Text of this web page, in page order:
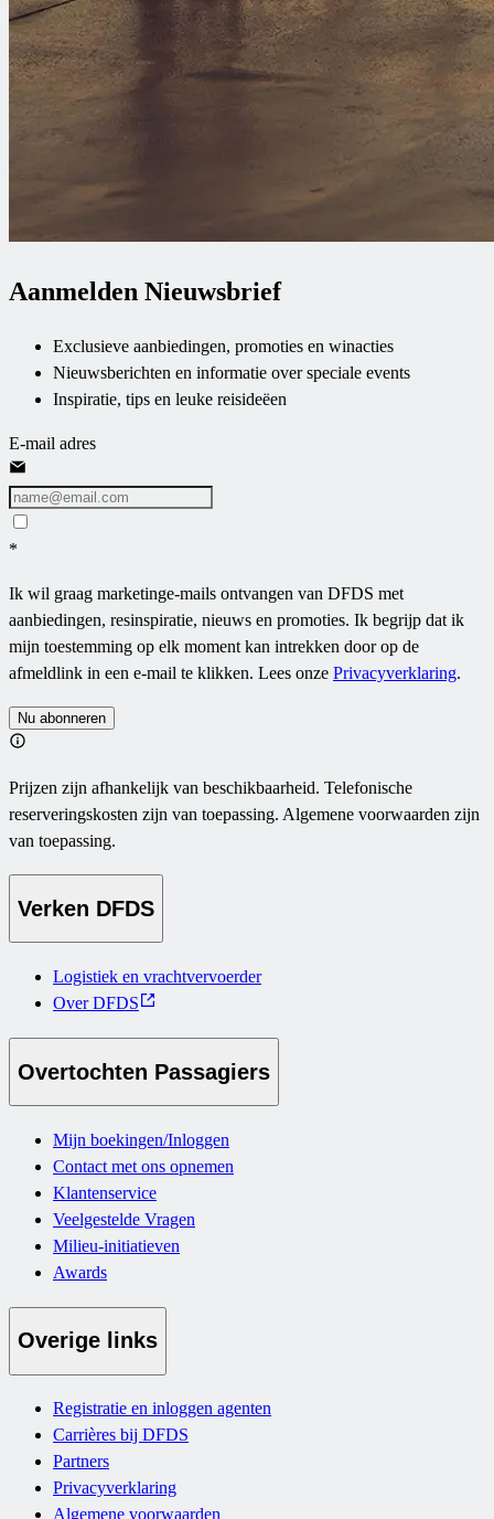
Aanmelden Nieuwsbrief
Exclusieve aanbiedingen, promoties en winacties
Nieuwsberichten en informatie over speciale events
Inspiratie, tips en leuke reisideëen
E-mail adres
*
Ik wil graag marketinge-mails ontvangen van DFDS met
aanbiedingen, resinspiratie, nieuws en promoties. Ik begrijp dat ik
mijn toestemming op elk moment kan intrekken door op de
afmeldlink in een e-mail te klikken. Lees onze Privacyverklaring.
Nu abonneren
Prijzen zijn afhankelijk van beschikbaarheid. Telefonische
reserveringskosten zijn van toepassing. Algemene voorwaarden zijn
van toepassing.
Verken DFDS
Logistiek en vrachtvervoerder
Over DFDS
Overtochten Passagiers
Mijn boekingen/Inloggen
Contact met ons opnemen
Klantenservice
Veelgestelde Vragen
Milieu-initiatieven
Awards
Overige links
Registratie en inloggen agenten
Carrières bij DFDS
Partners
Privacyverklaring
Algemene voorwaarden